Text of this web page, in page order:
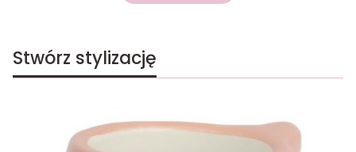
Stwórz stylizację